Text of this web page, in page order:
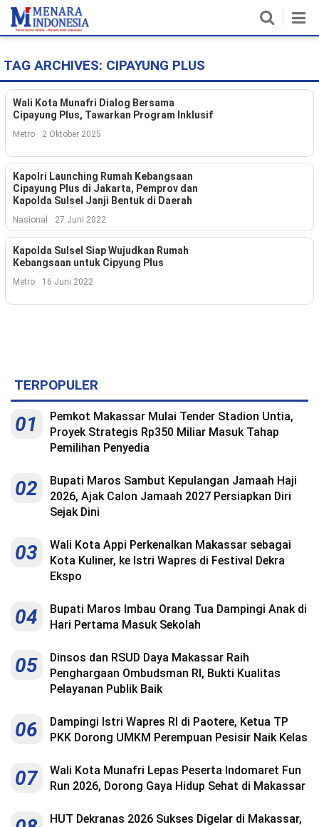
Home
Nasional
Politik
Metro
Daerah
Hukum & HAM
Ekonomi
Olahraga
More
Copyright
2026
All
Right
Reserve
TAG ARCHIVES: CIPAYUNG PLUS
Wali Kota Munafri Dialog Bersama
Cipayung Plus, Tawarkan Program Inklusif
Metro 2 Oktober 2025
Kapolri Launching Rumah Kebangsaan
Cipayung Plus di Jakarta, Pemprov dan
Kapolda Sulsel Janji Bentuk di Daerah
Nasional 27 Juni 2022
Kapolda Sulsel Siap Wujudkan Rumah
Kebangsaan untuk Cipyung Plus
Metro 16 Juni 2022
TERPOPULER
01
Pemkot Makassar Mulai Tender Stadion Untia,
Proyek Strategis Rp350 Miliar Masuk Tahap
Pemilihan Penyedia
02
Bupati Maros Sambut Kepulangan Jamaah Haji
2026, Ajak Calon Jamaah 2027 Persiapkan Diri
Sejak Dini
03
Wali Kota Appi Perkenalkan Makassar sebagai
Kota Kuliner, ke Istri Wapres di Festival Dekra
Ekspo
04
Bupati Maros Imbau Orang Tua Dampingi Anak di
Hari Pertama Masuk Sekolah
05
Dinsos dan RSUD Daya Makassar Raih
Penghargaan Ombudsman RI, Bukti Kualitas
Pelayanan Publik Baik
06
Dampingi Istri Wapres RI di Paotere, Ketua TP
PKK Dorong UMKM Perempuan Pesisir Naik Kelas
07
Wali Kota Munafri Lepas Peserta Indomaret Fun
Run 2026, Dorong Gaya Hidup Sehat di Makassar
HUT Dekranas 2026 Sukses Digelar di Makassar,